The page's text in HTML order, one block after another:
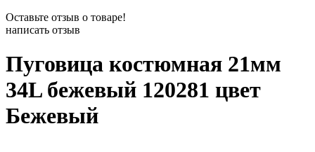
Оставьте отзыв о товаре!
написать отзыв
Пуговица костюмная 21мм
34L бежевый 120281 цвет
Бежевый